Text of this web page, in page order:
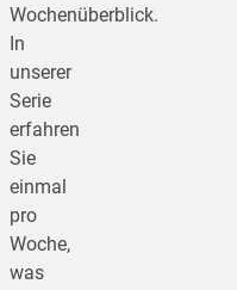
Wochenüberblick.
In
unserer
Serie
erfahren
Sie
einmal
pro
Woche,
was